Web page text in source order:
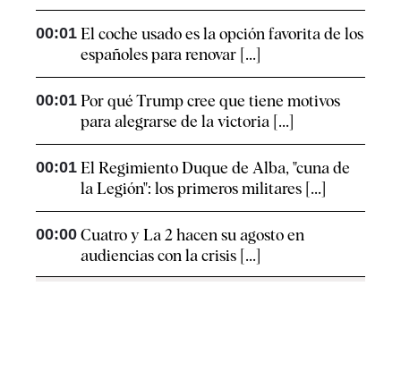
00:01 El coche usado es la opción favorita de los
españoles para renovar [...]
00:01 Por qué Trump cree que tiene motivos
para alegrarse de la victoria [...]
00:01 El Regimiento Duque de Alba, "cuna de
la Legión": los primeros militares [...]
00:00 Cuatro y La 2 hacen su agosto en
audiencias con la crisis [...]